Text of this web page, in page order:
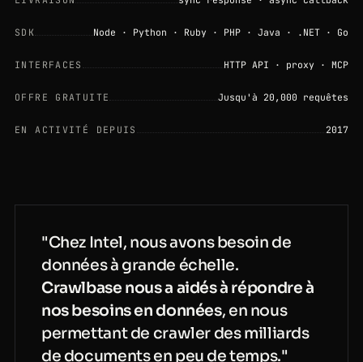
SDK Node · Python · Ruby · PHP · Java · .NET · Go
INTERFACES HTTP API · proxy · MCP
OFFRE GRATUITE Jusqu'à 20,000 requêtes
EN ACTIVITÉ DEPUIS 2017
"Chez Intel, nous avons besoin de
données à grande échelle.
Crawlbase nous a aidés à répondre à
nos besoins en données, en nous
permettant de crawler des milliards
de documents en peu de temps."